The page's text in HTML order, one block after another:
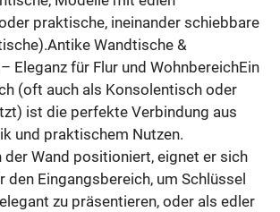
praktische, ineinander schiebbare
Wandtische &
Eleganz für Flur und WohnbereichEin
(oft auch als Konsolentisch oder
ist die perfekte Verbindung aus
und praktischem Nutzen.
der Wand positioniert, eignet er sich
den Eingangsbereich, um Schlüssel
zu präsentieren, oder als edler